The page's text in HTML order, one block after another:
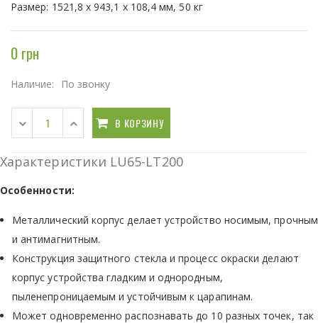
Размер: 1521,8 х 943,1 х 108,4 мм, 50 кг
0 грн
Наличие: По звонку
В КОРЗИНУ
Характеристики LU65-LT200
Особенности:
Металлический корпус делает устройство носимым, прочным
и антимагнитным.
Конструкция защитного стекла и процесс окраски делают
корпус устройства гладким и однородным,
пыленепроницаемым и устойчивым к царапинам.
Может одновременно распознавать до 10 разных точек, так